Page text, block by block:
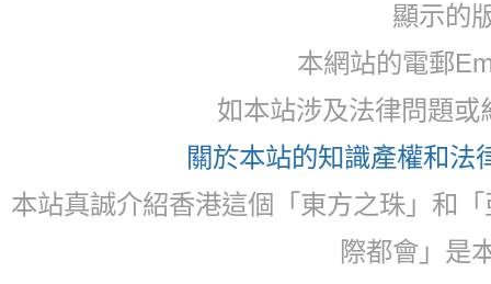
顯示的
本網站的電郵
如本站涉及法律問題
關於本站的知識產權和法
本站真誠介紹香港這個「東方之珠」和
際都會」是